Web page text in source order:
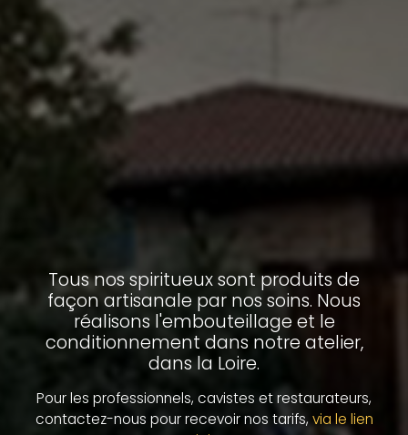
Tous nos spiritueux sont produits de
façon artisanale par nos soins. Nous
réalisons l'embouteillage et le
conditionnement dans notre atelier,
dans la Loire.
Pour les professionnels, cavistes et restaurateurs,
contactez-nous pour recevoir nos tarifs, via le lien